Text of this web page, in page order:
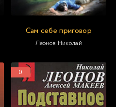
Сам себе приговор
Леонов Николай
0